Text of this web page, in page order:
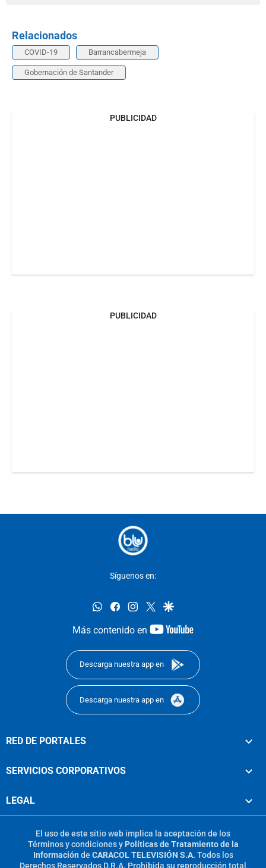
Relacionados
COVID-19 Barrancabermeja
Gobernación de Santander
PUBLICIDAD
PUBLICIDAD
Síguenos en:
whatsappfacebookinstagram
twittergoogle
Más contenido en
youtube-
Descarga nuestra app en
Descarga nuestra app en
RED DE PORTALES
SERVICIOS CORPORATIVOS
LEGAL
El uso de este sitio web implica la aceptación de los
Términos y condicionesy Políticas de Tratamiento de la
Información de CARACOL TELEVISIÓN S.A. Todos los
Derechos Reservados D.R.A. Prohibida su reproducción total